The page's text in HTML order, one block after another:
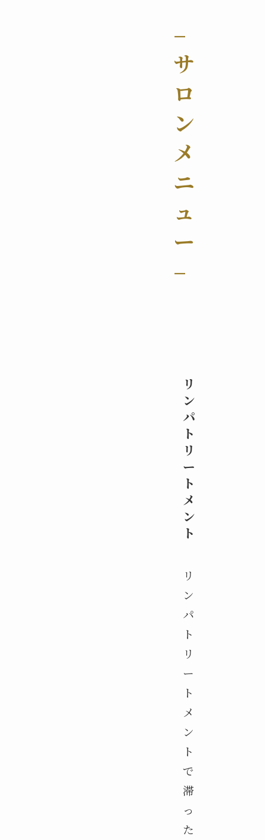
–
サ
ロ
ン
メ
ニ
ュ
ー
–
リ
ン
パ
ト
リ
ー
ト
メ
ン
ト
リ
ン
パ
ト
リ
ー
ト
メ
ン
ト
で
滞
っ
た